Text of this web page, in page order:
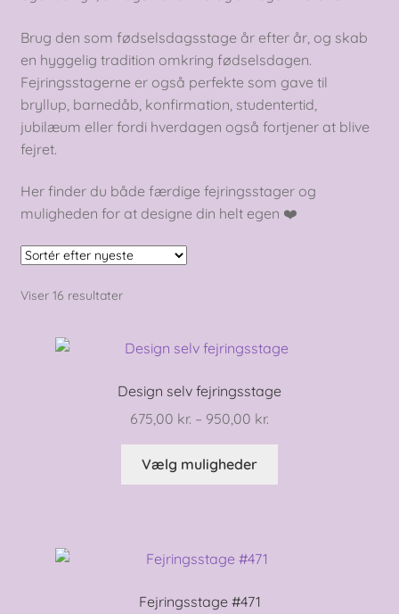
Brug den som fødselsdagsstage år efter år, og skab
en hyggelig tradition omkring fødselsdagen.
Fejringsstagerne er også perfekte som gave til
bryllup, barnedåb, konfirmation, studentertid,
jubilæum eller fordi hverdagen også fortjener at blive
fejret.
Her finder du både færdige fejringsstager og
muligheden for at designe din helt egen ❤️
Viser 16 resultaterSorteret
Design selv fejringsstage
675,00 kr. – 950,00 kr.
950,00 kr.
Vælg muligheder
Fejringsstage #471